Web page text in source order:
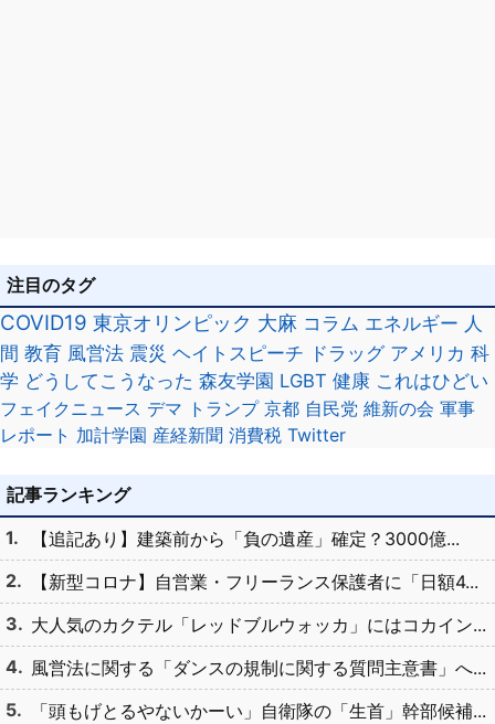
注目のタグ
COVID19 東京オリンピック 大麻 コラム エネルギー 人
間 教育 風営法 震災 ヘイトスピーチ ドラッグ アメリカ 科
学 どうしてこうなった 森友学園 LGBT 健康 これはひどい
フェイクニュース デマ トランプ 京都 自民党 維新の会 軍事
レポート 加計学園 産経新聞 消費税 Twitter
記事ランキング
【追記あり】建築前から「負の遺産」確定？3000億...
【新型コロナ】自営業・フリーランス保護者に「日額4...
大人気のカクテル「レッドブルウォッカ」にはコカイン...
風営法に関する「ダンスの規制に関する質問主意書」へ...
「頭もげとるやないかーい」自衛隊の「生首」幹部候補...